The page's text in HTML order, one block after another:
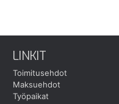
LINKIT
Toimitusehdot
Maksuehdot
Työpaikat